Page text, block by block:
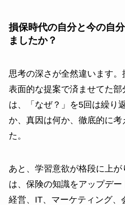
損保時代の自分と今の自
ましたか？
思考の深さが全然違います。
表面的な提案で済ませてた
は、「なぜ？」を5回は繰り
か、真因は何か、徹底的に考
た。
あと、学習意欲が格段に上
は、保険の知識をアップデー
経営、IT、マーケティング